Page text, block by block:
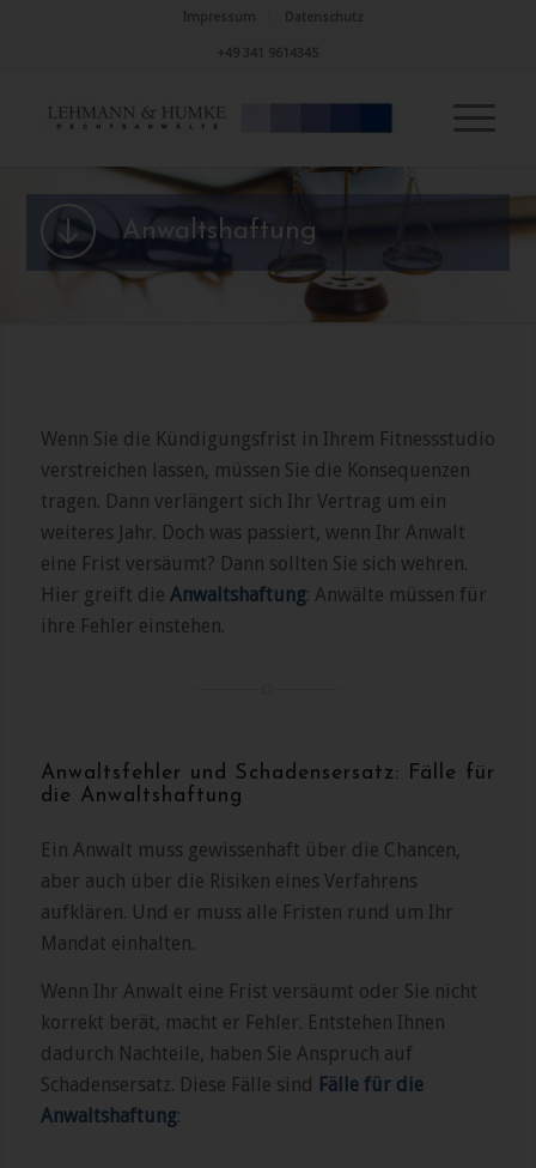
Anwaltshaftung
Wenn Sie die Kündigungsfrist in Ihrem Fitnessstudio
verstreichen lassen, müssen Sie die Konsequenzen
tragen. Dann verlängert sich Ihr Vertrag um ein
weiteres Jahr. Doch was passiert, wenn Ihr Anwalt
eine Frist versäumt? Dann sollten Sie sich wehren.
Hier greift die Anwaltshaftung: Anwälte müssen für
ihre Fehler einstehen.
Anwaltsfehler und Schadensersatz: Fälle für
die Anwaltshaftung
Ein Anwalt muss gewissenhaft über die Chancen,
aber auch über die Risiken eines Verfahrens
aufklären. Und er muss alle Fristen rund um Ihr
Mandat einhalten.
Wenn Ihr Anwalt eine Frist versäumt oder Sie nicht
korrekt berät, macht er Fehler. Entstehen Ihnen
dadurch Nachteile, haben Sie Anspruch auf
Schadensersatz. Diese Fälle sind Fälle für die
Anwaltshaftung: